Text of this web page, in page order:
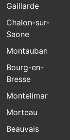
Gaillarde
Chalon-sur-
Saone
Montauban
Bourg-en-
Bresse
Montelimar
Morteau
Beauvais